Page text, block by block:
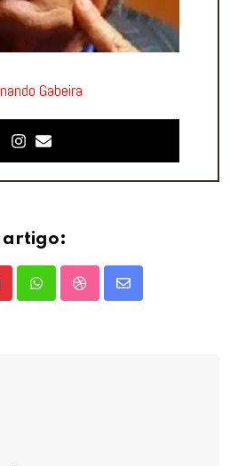
Gabeira
artigo:
WhatsappStumbleUpon
Share